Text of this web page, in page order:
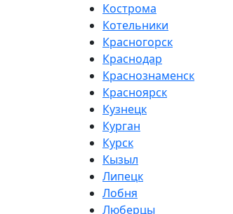
Кострома
Котельники
Красногорск
Краснодар
Краснознаменск
Красноярск
Кузнецк
Курган
Курск
Кызыл
Липецк
Лобня
Люберцы